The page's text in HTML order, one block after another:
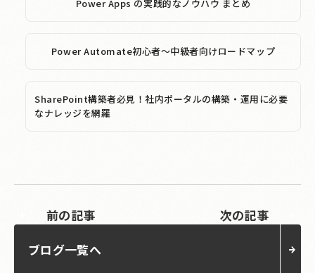
Power Apps の実践的なノウハウ まとめ
Power Automate初心者～中級者向けロードマップ
SharePoint構築者必見！社内ポータルの構築・運用に必要
なナレッジを網羅
前の記事
ブログ一覧へ
次の記事